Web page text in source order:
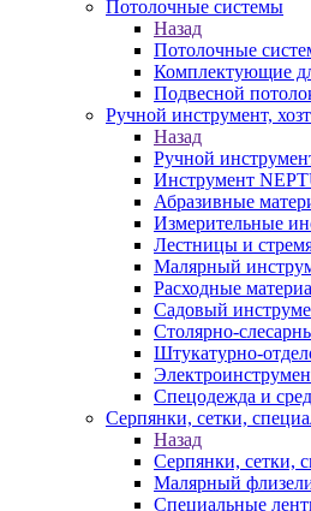
Потолочные системы
Назад
Потолочные
Комплектующие
Подвесной
Ручной инструмент,
Назад
Ручной
Инструмент
Абразивные
Измерительные
Лестницы и
Малярный
Расходные
Садовый
Столярно-
Штукатурно-
Спецодежда и
Серпянки, сетки,
Назад
Серпянки, сетки,
Малярный
Специальные